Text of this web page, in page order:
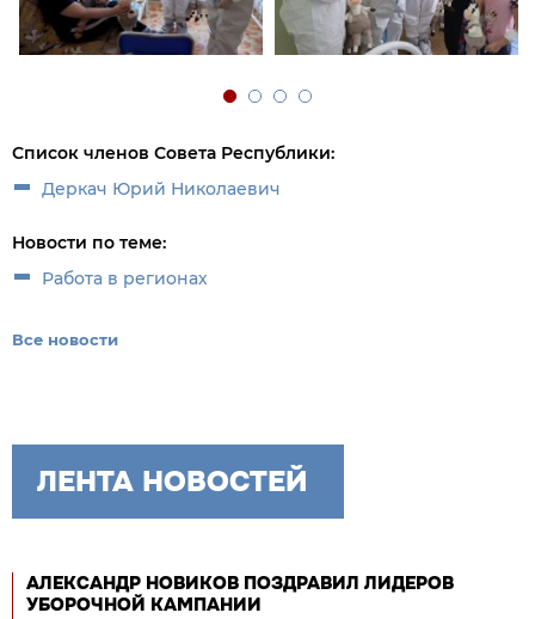
Список членов Совета Республики:
Деркач Юрий Николаевич
Новости по теме:
Работа в регионах
Все новости
ЛЕНТА НОВОСТЕЙ
АЛЕКСАНДР НОВИКОВ ПОЗДРАВИЛ ЛИДЕРОВ
УБОРОЧНОЙ КАМПАНИИ